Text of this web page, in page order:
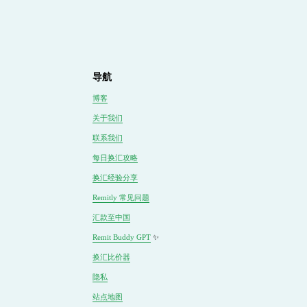
导航
博客
关于我们
联系我们
每日换汇攻略
换汇经验分享
Remitly 常见问题
汇款至中国
Remit Buddy GPT ✨
换汇比价器
隐私
站点地图